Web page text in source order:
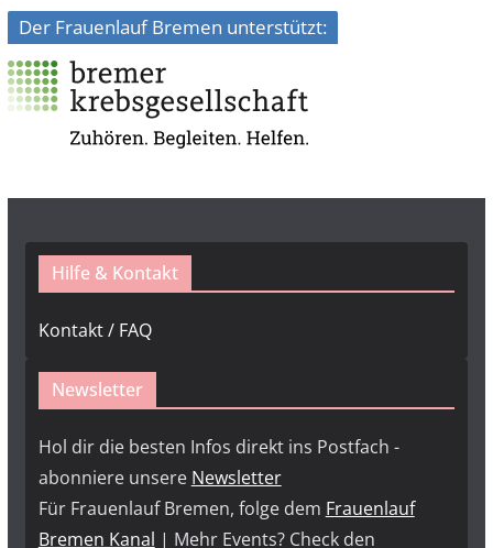
Der Frauenlauf Bremen unterstützt:
Hilfe & Kontakt
Kontakt / FAQ
Newsletter
Hol dir die besten Infos direkt ins Postfach -
abonniere unsere Newsletter
Für Frauenlauf Bremen, folge dem Frauenlauf
Bremen Kanal | Mehr Events? Check den